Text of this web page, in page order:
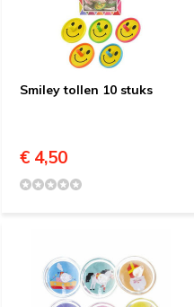
Smiley tollen 10 stuks
€ 4,50